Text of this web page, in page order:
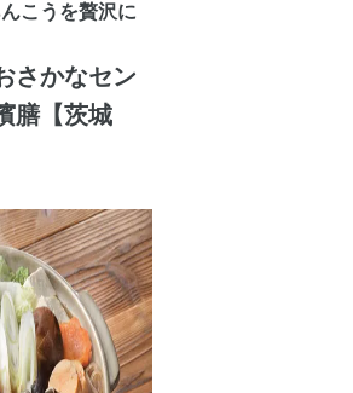
こうを贅沢に
さかなセン
膳【茨城